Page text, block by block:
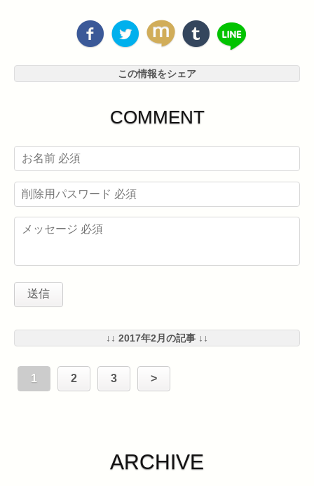
この情報をシェア
COMMENT
↓↓ 2017年2月の記事 ↓↓
1 2 3 >
ARCHIVE